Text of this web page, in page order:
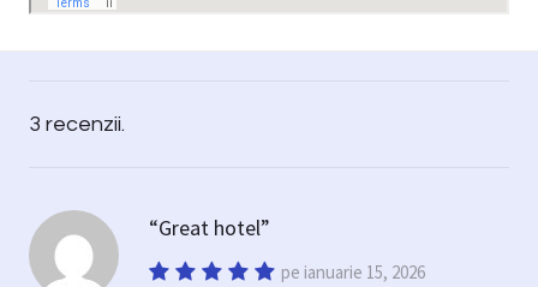
3 recenzii.
Great hotel
pe ianuarie 15, 2026